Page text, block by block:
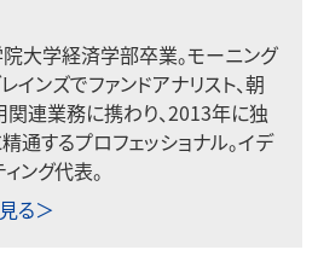
大学経済学部卒業。モーニング
インズでファンドアナリスト、朝
関連業務に携わり、2013年に独
通するプロフェッショナル。イデ
ング代表。
る＞